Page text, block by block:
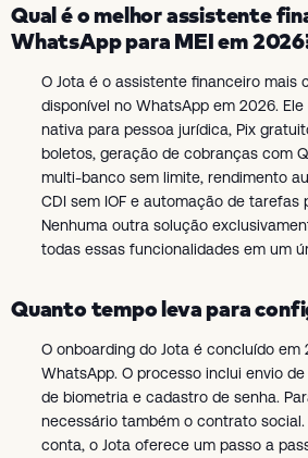
Qual é o melhor assistente
WhatsApp para MEI em
O Jota é o assistente financeiro mais
disponível no WhatsApp em 2026.
nativa para pessoa jurídica, Pix
boletos, geração de cobranças com
multi-banco sem limite, rendimento
CDI sem IOF e automação de
Nenhuma outra solução
todas essas funcionalidades em um
Quanto tempo leva para
O onboarding do Jota é concluído
WhatsApp. O processo inclui envio
de biometria e cadastro de senha.
necessário também o contrato
conta, o Jota oferece um passo a